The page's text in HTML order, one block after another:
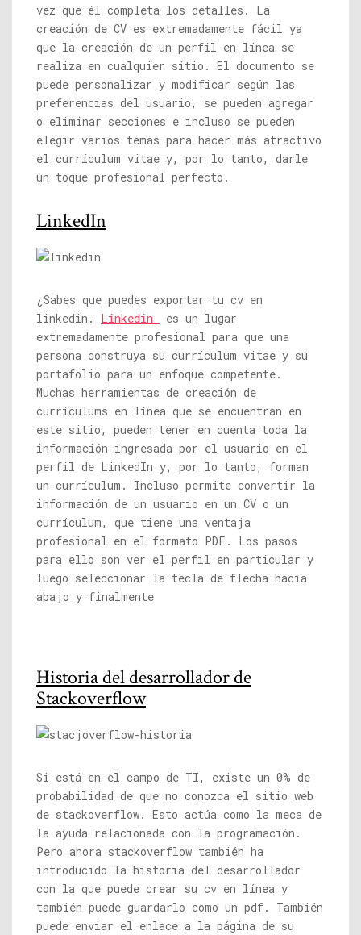
vez que él completa los detalles. La
creación de CV es extremadamente fácil ya
que la creación de un perfil en línea se
realiza en cualquier sitio. El documento se
puede personalizar y modificar según las
preferencias del usuario, se pueden agregar
o eliminar secciones e incluso se pueden
elegir varios temas para hacer más atractivo
el currículum vitae y, por lo tanto, darle
un toque profesional perfecto.
LinkedIn
¿Sabes que puedes exportar tu cv en
linkedin. Linkedin
es un lugar
extremadamente profesional para que una
persona construya su currículum vitae y su
portafolio para un enfoque competente.
Muchas herramientas de creación de
currículums en línea que se encuentran en
este sitio, pueden tener en cuenta toda la
información ingresada por el usuario en el
perfil de LinkedIn y, por lo tanto, forman
un currículum. Incluso permite convertir la
información de un usuario en un CV o un
currículum, que tiene una ventaja
profesional en el formato PDF. Los pasos
para ello son ver el perfil en particular y
luego seleccionar la tecla de flecha hacia
abajo y finalmente
Historia del desarrollador de
Stackoverflow
Si está en el campo de TI, existe un 0% de
probabilidad de que no conozca el sitio web
de stackoverflow. Esto actúa como la meca de
la ayuda relacionada con la programación.
Pero ahora stackoverflow también ha
introducido la historia del desarrollador
con la que puede crear su cv en línea y
también puede guardarlo como un pdf. También
puede enviar el enlace a la página de su